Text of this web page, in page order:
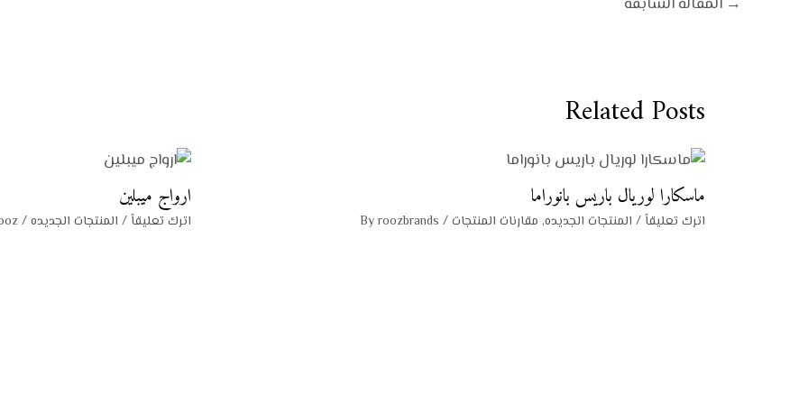
Related Posts
ماسكارا لوريال باريس بانوراما
اترك تعليقاً / المنتجات الجديده, مقارنات المنتجات/ By
roozbrands
ارواج ميبلين
اترك تعليقاً / المنتجات الجديده/ By